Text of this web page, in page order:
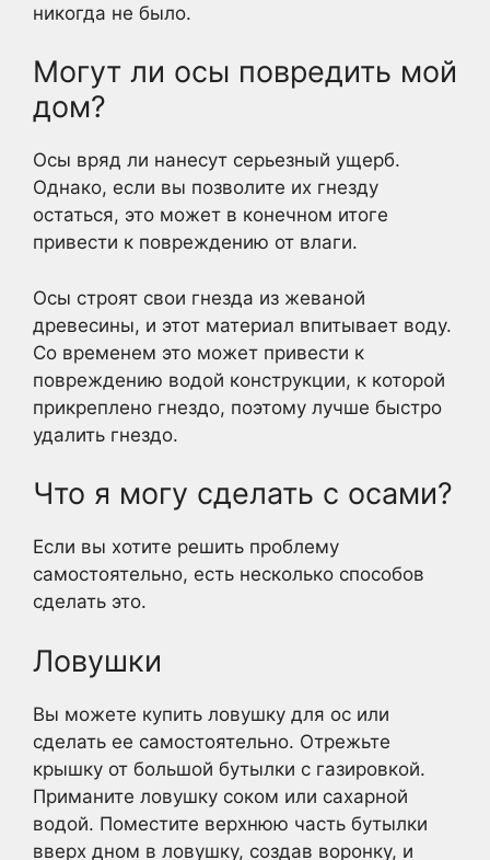
никогда не было.
Могут ли осы повредить мой
дом?
Осы вряд ли нанесут серьезный ущерб.
Однако, если вы позволите их гнезду
остаться, это может в конечном итоге
привести к повреждению от влаги.
Осы строят свои гнезда из жеваной
древесины, и этот материал впитывает воду.
Со временем это может привести к
повреждению водой конструкции, к которой
прикреплено гнездо, поэтому лучше быстро
удалить гнездо.
Что я могу сделать с осами?
Если вы хотите решить проблему
самостоятельно, есть несколько способов
сделать это.
Ловушки
Вы можете купить ловушку для ос или
сделать ее самостоятельно. Отрежьте
крышку от большой бутылки с газировкой.
Приманите ловушку соком или сахарной
водой. Поместите верхнюю часть бутылки
вверх дном в ловушку, создав воронку, и